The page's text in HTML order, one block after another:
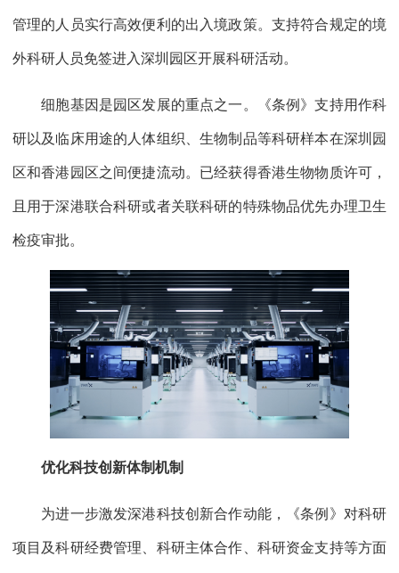
管理的人员实行高效便利的出入境政策。支持符合规定的境
外科研人员免签进入深圳园区开展科研活动。
细胞基因是园区发展的重点之一。《条例》支持用作科
研以及临床用途的人体组织、生物制品等科研样本在深圳园
区和香港园区之间便捷流动。已经获得香港生物物质许可，
且用于深港联合科研或者关联科研的特殊物品优先办理卫生
检疫审批。
优化科技创新体制机制
为进一步激发深港科技创新合作动能，《条例》对科研
项目及科研经费管理、科研主体合作、科研资金支持等方面